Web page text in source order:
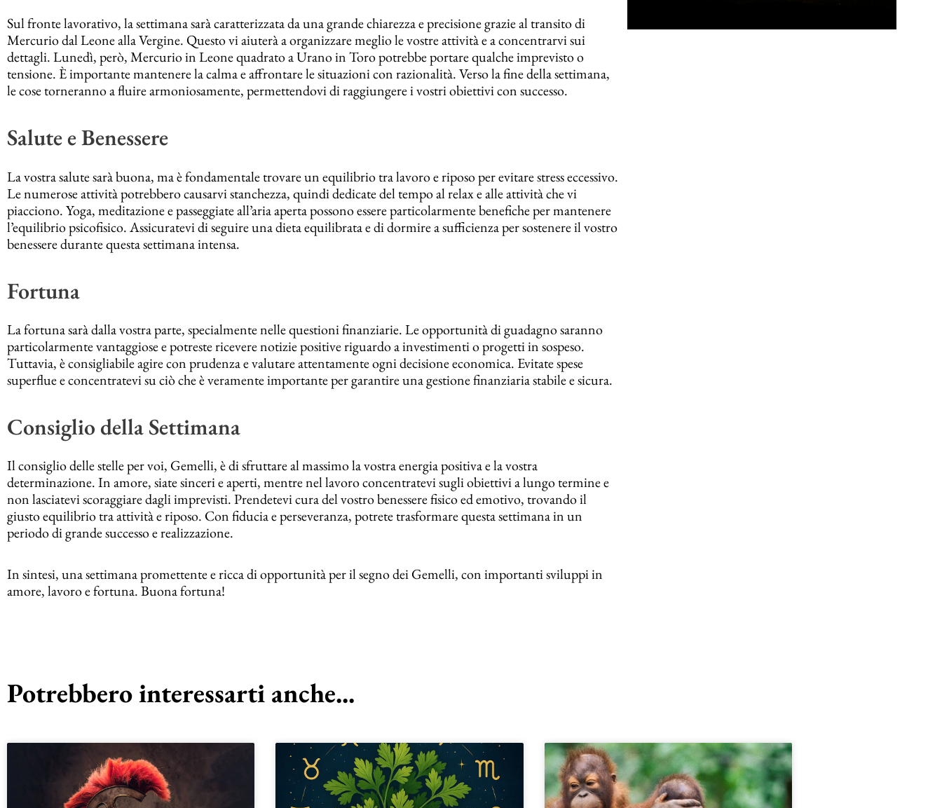
Sul fronte lavorativo, la settimana sarà caratterizzata da una grande chiarezza e precisione grazie al transito di
Mercurio dal Leone alla Vergine. Questo vi aiuterà a organizzare meglio le vostre attività e a concentrarvi sui
dettagli. Lunedì, però, Mercurio in Leone quadrato a Urano in Toro potrebbe portare qualche imprevisto o
tensione. È importante mantenere la calma e affrontare le situazioni con razionalità. Verso la fine della settimana,
le cose torneranno a fluire armoniosamente, permettendovi di raggiungere i vostri obiettivi con successo.
Salute e Benessere
La vostra salute sarà buona, ma è fondamentale trovare un equilibrio tra lavoro e riposo per evitare stress eccessivo.
Le numerose attività potrebbero causarvi stanchezza, quindi dedicate del tempo al relax e alle attività che vi
piacciono. Yoga, meditazione e passeggiate all’aria aperta possono essere particolarmente benefiche per mantenere
l’equilibrio psicofisico. Assicuratevi di seguire una dieta equilibrata e di dormire a sufficienza per sostenere il vostro
benessere durante questa settimana intensa.
Fortuna
La fortuna sarà dalla vostra parte, specialmente nelle questioni finanziarie. Le opportunità di guadagno saranno
particolarmente vantaggiose e potreste ricevere notizie positive riguardo a investimenti o progetti in sospeso.
Tuttavia, è consigliabile agire con prudenza e valutare attentamente ogni decisione economica. Evitate spese
superflue e concentratevi su ciò che è veramente importante per garantire una gestione finanziaria stabile e sicura.
Consiglio della Settimana
Il consiglio delle stelle per voi, Gemelli, è di sfruttare al massimo la vostra energia positiva e la vostra
determinazione. In amore, siate sinceri e aperti, mentre nel lavoro concentratevi sugli obiettivi a lungo termine e
non lasciatevi scoraggiare dagli imprevisti. Prendetevi cura del vostro benessere fisico ed emotivo, trovando il
giusto equilibrio tra attività e riposo. Con fiducia e perseveranza, potrete trasformare questa settimana in un
periodo di grande successo e realizzazione.
In sintesi, una settimana promettente e ricca di opportunità per il segno dei Gemelli, con importanti sviluppi in
amore, lavoro e fortuna. Buona fortuna!
Potrebbero interessarti anche...